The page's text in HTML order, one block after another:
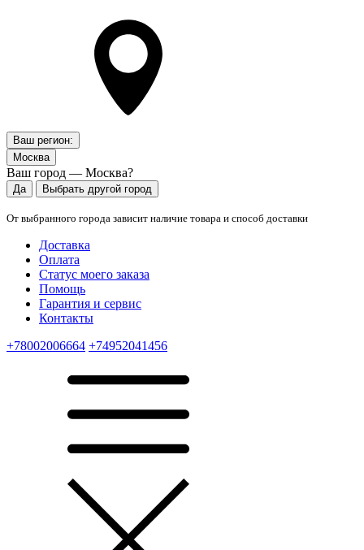
Ваш регион:
Москва
Ваш город — Москва?
Да Выбрать другой город
От выбранного города зависит наличие товара и способ доставки
Доставка
Оплата
Статус моего заказа
Помощь
Гарантия и сервис
Контакты
+78002006664 +74952041456